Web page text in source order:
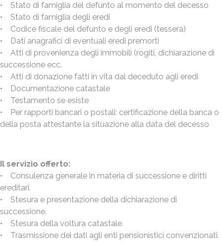
• Stato di famiglia del defunto al momento del decesso
• Stato di famiglia degli eredi
• Codice fiscale del defunto e degli eredi (tessera)
• Dati anagrafici di eventuali eredi premorti
• Atti di provenienza degli immobili (rogiti, dichiarazione di
successione ecc.
• Atti di donazione fatti in vita dal deceduto agli eredi
• Documentazione catastale
• Testamento se esiste
• Per rapporti bancari o postali: certificazione della banca o
della posta attestante la situazione alla data del decesso
Il servizio offerto:
• Consulenza generale in materia di successione e diritti
ereditari.
• Stesura e presentazione della dichiarazione di
successione.
• Stesura della voltura catastale.
• Trasmissione dei dati agli enti pensionistici convenzionati.